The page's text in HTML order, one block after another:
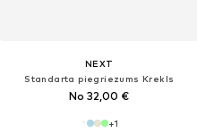
NEXT
Standarta piegriezums Krekls
No 32,00 €
+1